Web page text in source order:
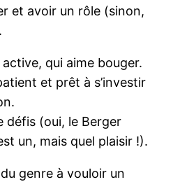
et avoir un rôle (sinon,
qui aime bouger.
et prêt à s’investir
défis (oui, le Berger
un, mais quel plaisir !).
genre à vouloir un